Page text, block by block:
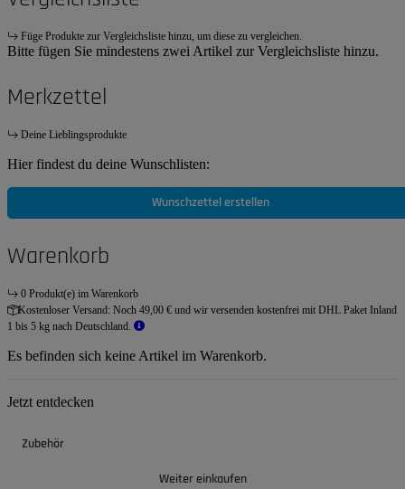
Füge Produkte zur Vergleichsliste hinzu, um diese zu vergleichen.
Bitte fügen Sie mindestens zwei Artikel zur Vergleichsliste hinzu.
Merkzettel
Deine Lieblingsprodukte
Hier findest du deine Wunschlisten:
Wunschzettel erstellen
Warenkorb
0 Produkt(e) im Warenkorb
Kostenloser Versand: Noch 49,00 € und wir versenden kostenfrei mit DHL Paket Inland
1 bis 5 kg nach Deutschland.
Es befinden sich keine Artikel im Warenkorb.
Jetzt entdecken
Zubehör
Weiter einkaufen